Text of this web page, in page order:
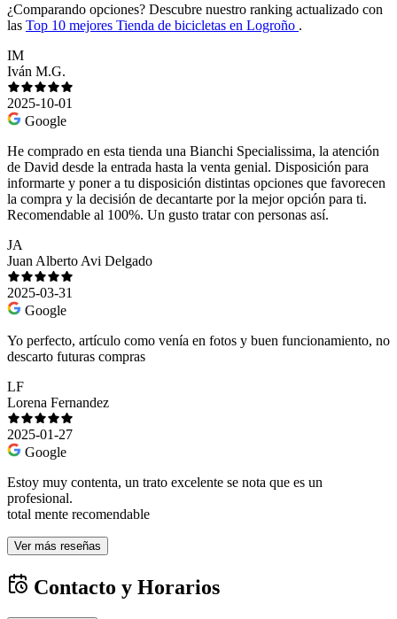
¿Comparando opciones? Descubre nuestro ranking actualizado con
las Top 10 mejores Tienda de bicicletas en Logroño .
IM
Iván M.G.
2025-10-01
Google
He comprado en esta tienda una Bianchi Specialissima, la atención
de David desde la entrada hasta la venta genial. Disposición para
informarte y poner a tu disposición distintas opciones que favorecen
la compra y la decisión de decantarte por la mejor opción para ti.
Recomendable al 100%. Un gusto tratar con personas así.
JA
Juan Alberto Avi Delgado
2025-03-31
Google
Yo perfecto, artículo como venía en fotos y buen funcionamiento, no
descarto futuras compras
LF
Lorena Fernandez
2025-01-27
Google
Estoy muy contenta, un trato excelente se nota que es un
profesional.
total mente recomendable
Ver más reseñas
Contacto y Horarios